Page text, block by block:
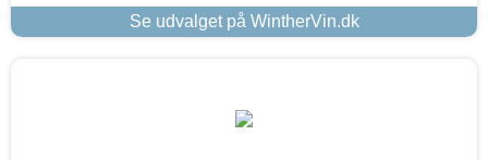
Se udvalget på WintherVin.dk